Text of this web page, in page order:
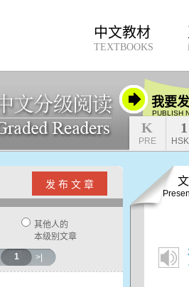
中文教材
TEXTBOOKS
我要
PUBLISH
K
PRE
1
发 布 文 章
其他人的
本级别文章
1 >|